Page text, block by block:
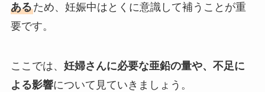
あるため、妊娠中はとくに意識して補うことが重
要です。
ここでは、 妊婦さんに必要な亜鉛の量や、不足に
よる影響について見ていきましょう。